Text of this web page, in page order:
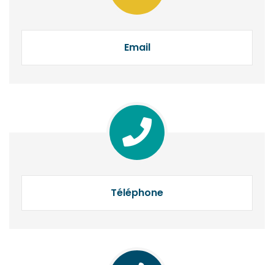
Email
Téléphone